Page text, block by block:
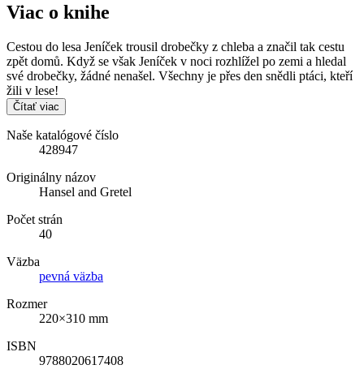
Viac o knihe
Cestou do lesa Jeníček trousil drobečky z chleba a značil tak cestu
zpět domů. Když se však Jeníček v noci rozhlížel po zemi a hledal
své drobečky, žádné nenašel. Všechny je přes den snědli ptáci, kteří
žili v lese!
Čítať viac
Naše katalógové číslo
428947
Originálny názov
Hansel and Gretel
Počet strán
40
Väzba
pevná väzba
Rozmer
220×310 mm
ISBN
9788020617408